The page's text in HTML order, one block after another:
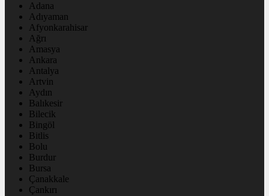
Adana
Adıyaman
Afyonkarahisar
Ağrı
Amasya
Ankara
Antalya
Artvin
Aydın
Balıkesir
Bilecik
Bingöl
Bitlis
Bolu
Burdur
Bursa
Çanakkale
Çankırı